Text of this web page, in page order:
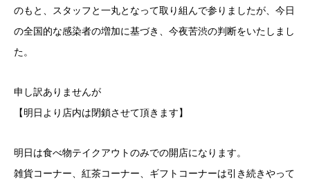
のもと、スタッフと一丸となって取り組んで参りましたが、今日
の全国的な感染者の増加に基づき、今夜苦渋の判断をいたしまし
た。
申し訳ありませんが
【明日より店内は閉鎖させて頂きます】
明日は食べ物テイクアウトのみでの開店になります。
雑貨コーナー、紅茶コーナー、ギフトコーナーは引き続きやって